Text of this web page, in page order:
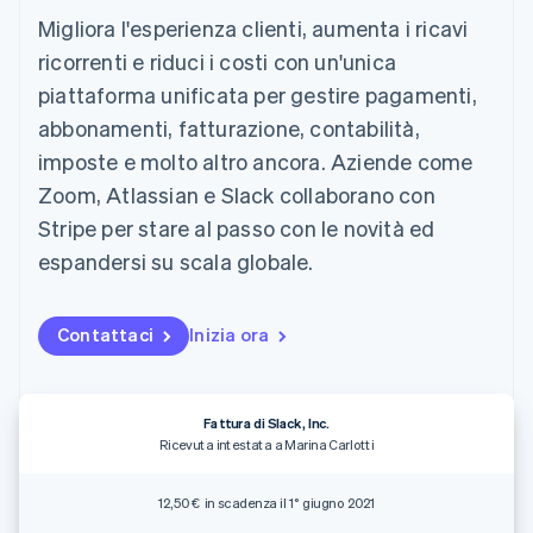
flessibile
Metodi di
Accesso a
oltre 125
Pagamenti di
persona
Boost
Accettazione
ottimizzata
Link
accelerato
Financial
Connections
della contabilità
Stripe Sigma
Report
personalizzati
Data Pipeline
Sincronizzazione
dei dati
Gestione del denaro
Piattaforme
SaaS
Per settore
Aziende di IA
Creator economy
Ospitalità, viaggi e
Assicurazione
Media e
intrattenimento
Servizi professionali
Pubblica
Gestire gli
abbonamenti
Offrire addebiti in base
Emettere carte
garantite da stablecoin
Esegui il provisioning e
gestisci i servizi con gli
agenti
Integrazioni app
Stato dell'API
Roadmap del prodotto
Conferenza annuale
Sessions
Lavora con noi
Sala stampa
Stripe Press
Recapiti
Contattaci
Migliora l'esperienza clienti, aumenta i ricavi
ricorrenti e riduci i costi con un'unica
piattaforma unificata per gestire pagamenti,
abbonamenti, fatturazione, contabilità,
imposte e molto altro ancora. Aziende come
Zoom, Atlassian e Slack collaborano con
Stripe per stare al passo con le novità ed
espandersi su scala globale.
Contattaci Inizia ora
Fattura di Slack, Inc.
Ricevuta intestata a Marina Carlotti
12,50 € in scadenza il 1° giugno 2021